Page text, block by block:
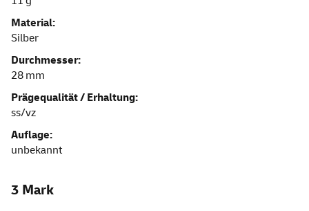
Material:
Silber
Durchmesser:
28 mm
Prägequalität / Erhaltung:
ss/vz
Auflage:
unbekannt
3 Mark